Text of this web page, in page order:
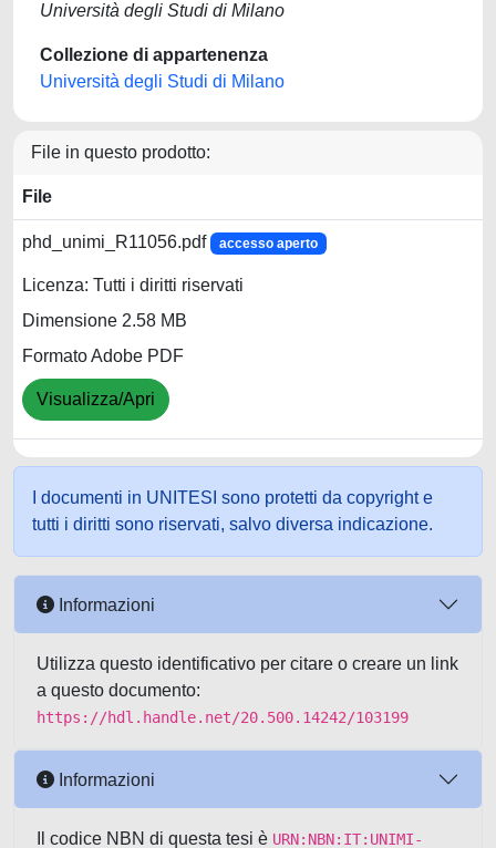
Università degli Studi di Milano
Collezione di appartenenza
Università degli Studi di Milano
File in questo prodotto:
File
phd_unimi_R11056.pdf accesso aperto
Licenza: Tutti i diritti riservati
Dimensione 2.58 MB
Formato Adobe PDF
Visualizza/Apri
I documenti in UNITESI sono protetti da copyright e
tutti i diritti sono riservati, salvo diversa indicazione.
Informazioni
Utilizza questo identificativo per citare o creare un link
a questo documento:
https://hdl.handle.net/20.500.14242/103199
Informazioni
Il codice NBN di questa tesi è URN:NBN:IT:UNIMI-